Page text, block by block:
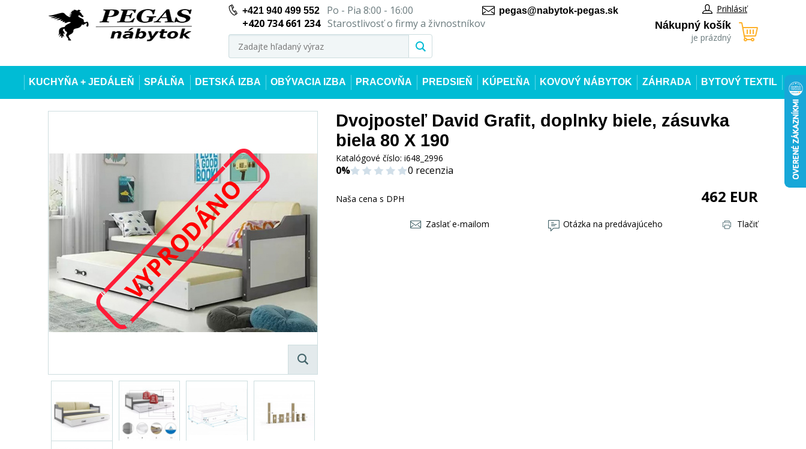
+421 940 499 552
Po - Pia 8:00 - 16:00
+420 734 661 234 Starostlivosť o firmy a živnostníkov
pegas@nabytok-pegas.sk Prihlásiť
Nákupný košík
je prázdný
KUCHYŇA + JEDÁLEŇ SPÁLŇA DETSKÁ IZBA OBÝVACIA IZBA PRACOVŇA PREDSIEŇ KÚPEĽŇA KOVOVÝ NÁBYTOK ZÁHRADA BYTOVÝ TEXTIL
VYPRODÁNO
Dvojposteľ David Grafit, doplnky biele, zásuvka
biela 80 X 190
Katalógové číslo: i648_2996
0% 0 recenzia
Naša cena s DPH 462 EUR
Zaslať e-mailom Otázka na predávajúceho Tlačiť